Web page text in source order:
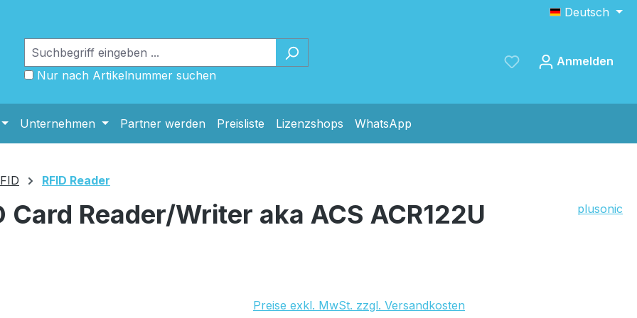
Deutsch
Nur nach Artikelnummer suchen
Anmelden
Unternehmen Partner werden Preisliste Lizenzshops WhatsApp
RFID Reader
Card Reader/Writer aka ACS ACR122U
plusonic
Preise exkl. MwSt. zzgl. Versandkosten